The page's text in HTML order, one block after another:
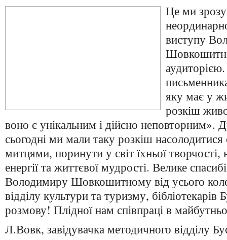
Це ми
виступу
яку має у
розкіш
воно є унікальним і дійсно
сьогодні ми мали таку розкіш насолодитися
митцями, поринути у світ їхньої творчості,
енергії та життєвої мудрості. Велике
Володимиру Шовкошитному від усього
відділу культури та туризму, бібліотекарів
розмову! Плідної нам співпраці в
Л.Вовк, завідувачка методичного відділу